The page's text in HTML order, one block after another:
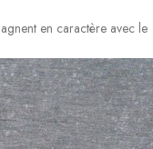
en caractère avec le